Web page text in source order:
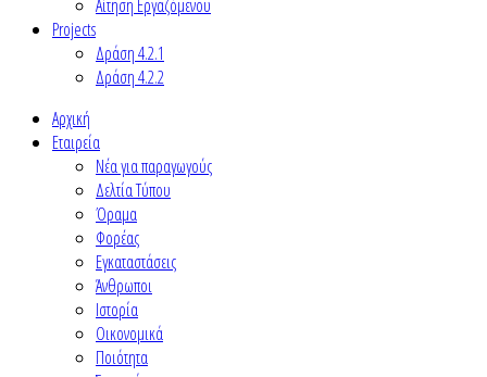
Αίτηση Εργαζόμενου
Projects
Δράση 4.2.1
Δράση 4.2.2
Αρχική
Εταιρεία
Νέα για παραγωγούς
Δελτία Τύπου
Όραμα
Φορέας
Εγκαταστάσεις
Άνθρωποι
Ιστορία
Οικονομικά
Ποιότητα